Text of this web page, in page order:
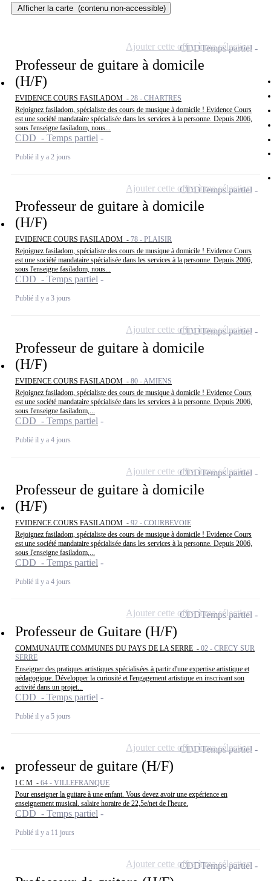
Afficher la carte (contenu non-accessible)
Professeur de guitare à domicile
(H/F)
EVIDENCE COURS FASILADOM - 28 - CHARTRES
Rejoignez fasiladom, spécialiste des cours de musique à domicile ! Evidence Cours
est une société mandataire spécialisée dans les services à la personne. Depuis 2006,
sous l'enseigne fasiladom, nous...
CDD - Temps partiel
Publié il y a 2 jours
CDDTemps partiel
Ajouter cette offre à ma sélection
Professeur de guitare à domicile
(H/F)
EVIDENCE COURS FASILADOM - 78 - PLAISIR
Rejoignez fasiladom, spécialiste des cours de musique à domicile ! Evidence Cours
est une société mandataire spécialisée dans les services à la personne. Depuis 2006,
sous l'enseigne fasiladom, nous...
CDD - Temps partiel
Publié il y a 3 jours
CDDTemps partiel
Ajouter cette offre à ma sélection
Professeur de guitare à domicile
(H/F)
EVIDENCE COURS FASILADOM - 80 - AMIENS
Rejoignez fasiladom, spécialiste des cours de musique à domicile ! Evidence Cours
est une société mandataire spécialisée dans les services à la personne. Depuis 2006,
sous l'enseigne fasiladom,...
CDD - Temps partiel
Publié il y a 4 jours
CDDTemps partiel
Ajouter cette offre à ma sélection
Professeur de guitare à domicile
(H/F)
EVIDENCE COURS FASILADOM - 92 - COURBEVOIE
Rejoignez fasiladom, spécialiste des cours de musique à domicile ! Evidence Cours
est une société mandataire spécialisée dans les services à la personne. Depuis 2006,
sous l'enseigne fasiladom,...
CDD - Temps partiel
Publié il y a 4 jours
CDDTemps partiel
Ajouter cette offre à ma sélection
Professeur de Guitare (H/F)
COMMUNAUTE COMMUNES DU PAYS DE LA SERRE - 02 - CRECY SUR
SERRE
Enseigner des pratiques artistiques spécialisées à partir d'une expertise artistique et
pédagogique. Développer la curiosité et l'engagement artistique en inscrivant son
activité dans un projet...
CDD - Temps partiel
Publié il y a 5 jours
CDDTemps partiel
Ajouter cette offre à ma sélection
professeur de guitare (H/F)
I C M - 64 - VILLEFRANQUE
Pour enseigner la guitare à une enfant. Vous devez avoir une expérience en
enseignement musical. salaire horaire de 22,5e/net de l'heure.
CDD - Temps partiel
Publié il y a 11 jours
CDDTemps partiel
Ajouter cette offre à ma sélection
CDDTemps partiel
Ajouter cette offre à ma sélection